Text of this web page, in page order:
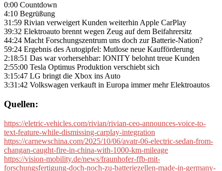
0:00 Countdown
4:10 Begrüßung
31:59 Rivian verweigert Kunden weiterhin Apple CarPlay
39:32 Elektroauto brennt wegen Zeug auf dem Beifahrersitz
44:24 Macht Forschungszentrum uns doch zur Batterie-Nation?
59:24 Ergebnis des Autogipfel: Mutlose neue Kaufförderung
2:18:51 Das war vorhersehbar: IONITY belohnt treue Kunden
2:55:00 Tesla Optimus Produktion verschiebt sich
3:15:47 LG bringt die Xbox ins Auto
3:31:42 Volkswagen verkauft in Europa immer mehr Elektroautos
Quellen:
https://eletric-vehicles.com/rivian/rivian-ceo-announces-voice-to-
text-feature-while-dismissing-carplay-integration
https://carnewschina.com/2025/10/06/avatr-06-electric-sedan-from-
changan-caught-fire-in-china-with-1000-km-mileage
https://vision-mobility.de/news/fraunhofer-ffb-mit-
forschungsfertigung-doch-noch-zu-batteriezellen-made-in-germany-